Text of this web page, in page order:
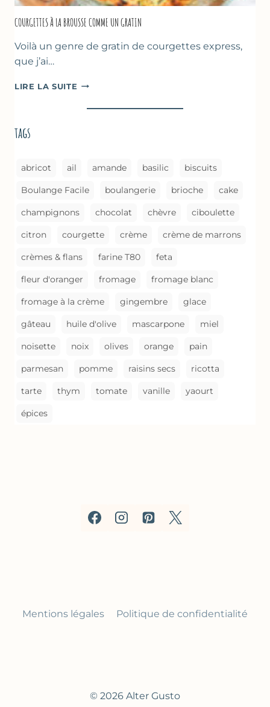
COURGETTES À LA BROUSSE COMME UN GRATIN
Voilà un genre de gratin de courgettes express,
que j’ai…
LIRE LA SUITE COURGETTES
LA
tags
abricot ail amande basilic biscuits
Boulange Facile boulangerie brioche cake
champignons chocolat chèvre ciboulette
citron courgette crème crème de marrons
crèmes & flans farine T80 feta
fleur d'oranger fromage fromage blanc
fromage à la crème gingembre glace
gâteau huile d'olive mascarpone miel
noisette noix olives orange pain
parmesan pomme raisins secs ricotta
tarte thym tomate vanille yaourt
épices
Mentions légales Politique de confidentialité
© 2026 Alter Gusto